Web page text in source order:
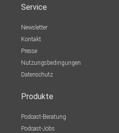
Service
Newsletter
Kontakt
Presse
Nutzungsbedingungen
Datenschutz
Produkte
Podcast-Beratung
Podcast-Jobs